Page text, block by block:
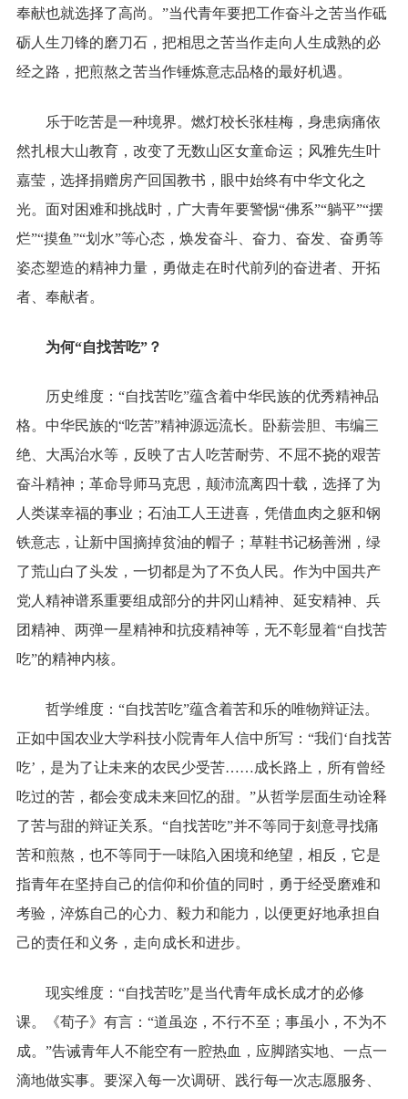
奉献也就选择了高尚。”当代青年要把工作奋斗之苦当作砥
砺人生刀锋的磨刀石，把相思之苦当作走向人生成熟的必
经之路，把煎熬之苦当作锤炼意志品格的最好机遇。
乐于吃苦是一种境界。燃灯校长张桂梅，身患病痛依
然扎根大山教育，改变了无数山区女童命运；风雅先生叶
嘉莹，选择捐赠房产回国教书，眼中始终有中华文化之
光。面对困难和挑战时，广大青年要警惕“佛系”“躺平”“摆
烂”“摸鱼”“划水”等心态，焕发奋斗、奋力、奋发、奋勇等
姿态塑造的精神力量，勇做走在时代前列的奋进者、开拓
者、奉献者。
为何“自找苦吃”？
历史维度：“自找苦吃”蕴含着中华民族的优秀精神品
格。中华民族的“吃苦”精神源远流长。卧薪尝胆、韦编三
绝、大禹治水等，反映了古人吃苦耐劳、不屈不挠的艰苦
奋斗精神；革命导师马克思，颠沛流离四十载，选择了为
人类谋幸福的事业；石油工人王进喜，凭借血肉之躯和钢
铁意志，让新中国摘掉贫油的帽子；草鞋书记杨善洲，绿
了荒山白了头发，一切都是为了不负人民。作为中国共产
党人精神谱系重要组成部分的井冈山精神、延安精神、兵
团精神、两弹一星精神和抗疫精神等，无不彰显着“自找苦
吃”的精神内核。
哲学维度：“自找苦吃”蕴含着苦和乐的唯物辩证法。
正如中国农业大学科技小院青年人信中所写：“我们‘自找苦
吃’，是为了让未来的农民少受苦……成长路上，所有曾经
吃过的苦，都会变成未来回忆的甜。”从哲学层面生动诠释
了苦与甜的辩证关系。“自找苦吃”并不等同于刻意寻找痛
苦和煎熬，也不等同于一味陷入困境和绝望，相反，它是
指青年在坚持自己的信仰和价值的同时，勇于经受磨难和
考验，淬炼自己的心力、毅力和能力，以便更好地承担自
己的责任和义务，走向成长和进步。
现实维度：“自找苦吃”是当代青年成长成才的必修
课。《荀子》有言：“道虽迩，不行不至；事虽小，不为不
成。”告诫青年人不能空有一腔热血，应脚踏实地、一点一
滴地做实事。要深入每一次调研、践行每一次志愿服务、